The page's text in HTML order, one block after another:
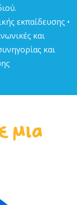
εκπαίδευσης •
και
και
μια